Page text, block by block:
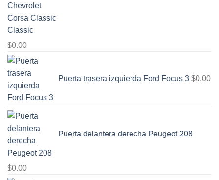
Classic
$0.00
Puerta trasera izquierda Ford Focus 3 $0.00
Puerta delantera derecha Peugeot 208
$0.00